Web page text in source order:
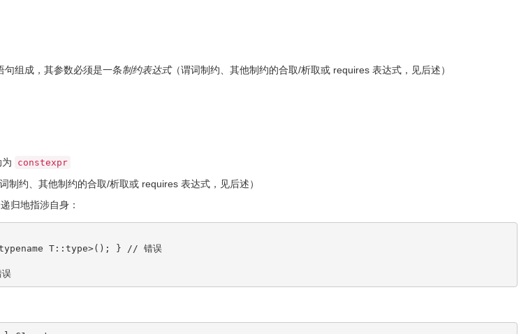
句组成，其参数必须是一条制约表达式（谓词制约、其他制约的合取/析取或 requires 表达式，见后述）
为 constexpr
制约、其他制约的合取/析取或 requires 表达式，见后述）
归地指涉自身：
T:: type>( ) ; }
// 错误